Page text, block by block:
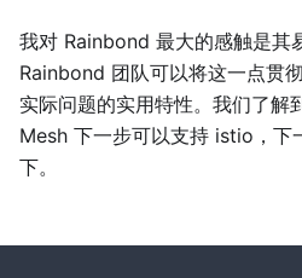
我对 Rainbond 最大的感触是其
Rainbond 团队可以将这一点贯
实际问题的实用特性。我们了
Mesh 下一步可以支持 istio，下
下。